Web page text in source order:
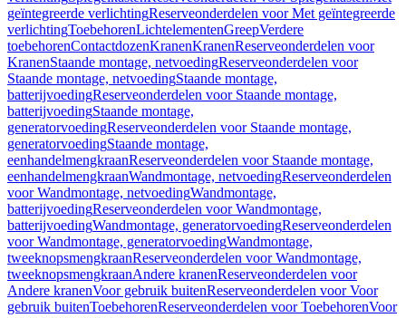
geïntegreerde verlichtingReserveonderdelen voor Met geïntegreerde
verlichtingToebehorenLichtelementenGreepVerdere
toebehorenContactdozenKranenKranenReserveonderdelen voor
KranenStaande montage, netvoedingReserveonderdelen voor
Staande montage, netvoedingStaande montage,
batterijvoedingReserveonderdelen voor Staande montage,
batterijvoedingStaande montage,
generatorvoedingReserveonderdelen voor Staande montage,
generatorvoedingStaande montage,
eenhandelmengkraanReserveonderdelen voor Staande montage,
eenhandelmengkraanWandmontage, netvoedingReserveonderdelen
voor Wandmontage, netvoedingWandmontage,
batterijvoedingReserveonderdelen voor Wandmontage,
batterijvoedingWandmontage, generatorvoedingReserveonderdelen
voor Wandmontage, generatorvoedingWandmontage,
tweeknopsmengkraanReserveonderdelen voor Wandmontage,
tweeknopsmengkraanAndere kranenReserveonderdelen voor
Andere kranenVoor gebruik buitenReserveonderdelen voor Voor
gebruik buitenToebehorenReserveonderdelen voor ToebehorenVoor